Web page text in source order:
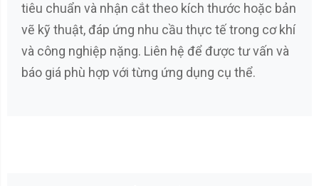
tiêu chuẩn và nhận cắt theo kích thước hoặc bản
vẽ kỹ thuật, đáp ứng nhu cầu thực tế trong cơ khí
và công nghiệp nặng. Liên hệ để được tư vấn và
báo giá phù hợp với từng ứng dụng cụ thể.